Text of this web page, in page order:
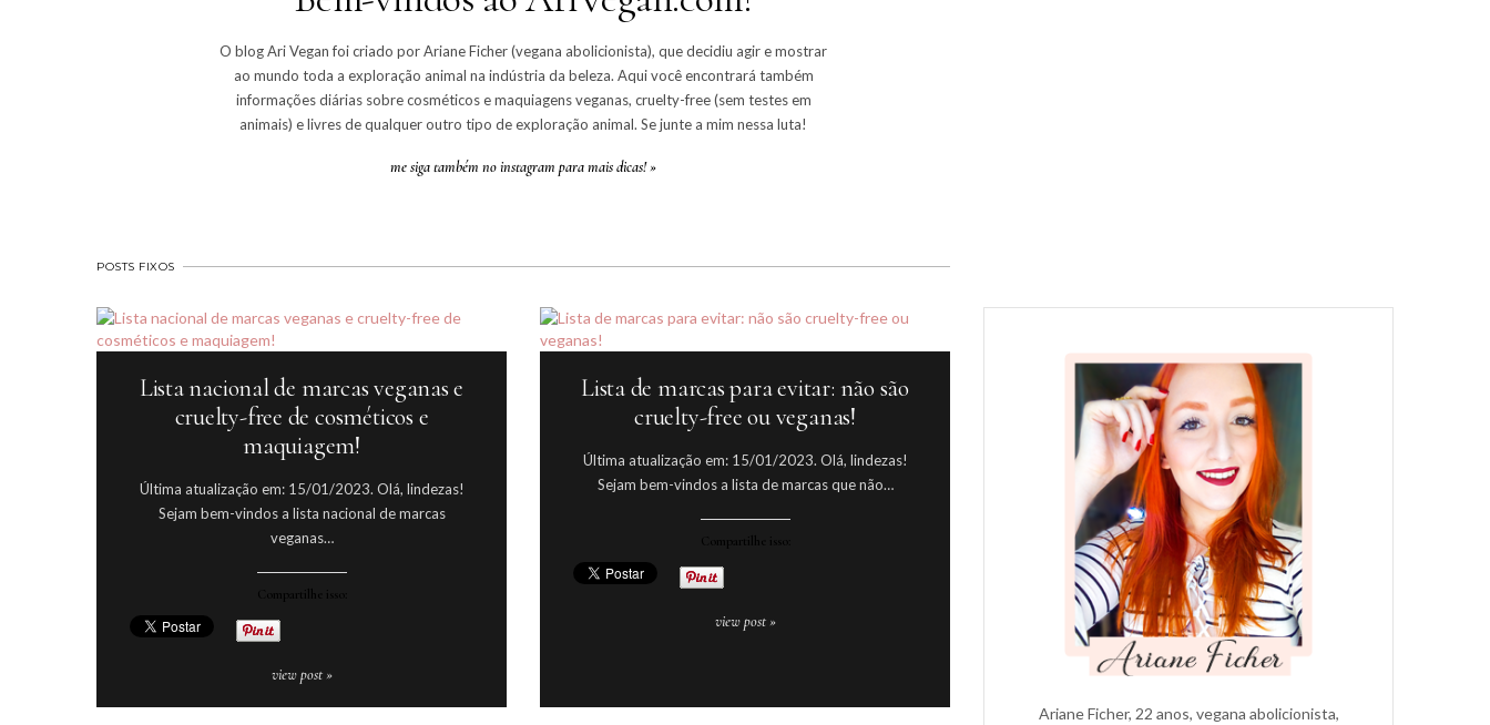
O blog Ari Vegan foi criado por Ariane Ficher (vegana abolicionista), que decidiu agir e mostrar
ao mundo toda a exploração animal na indústria da beleza. Aqui você encontrará também
informações diárias sobre cosméticos e maquiagens veganas, cruelty-free (sem testes em
animais) e livres de qualquer outro tipo de exploração animal. Se junte a mim nessa luta!
me siga também no instagram para mais dicas! »
POSTS FIXOS
Lista nacional de marcas veganas e
cruelty-free de cosméticos e
maquiagem!
Última atualização em: 15/01/2023. Olá, lindezas!
Sejam bem-vindos a lista nacional de marcas
veganas…
Compartilhe isso:
view post »
Lista de marcas para evitar: não são
cruelty-free ou veganas!
Última atualização em: 15/01/2023. Olá, lindezas!
Sejam bem-vindos a lista de marcas que não…
Compartilhe isso:
view post »
Ariane Ficher, 22 anos, vegana abolicionista,